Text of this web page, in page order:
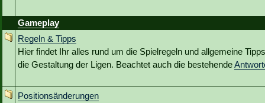
Gameplay
Regeln & Tipps
Hier findet Ihr alles rund um die Spielregeln und allgemeine
die Gestaltung der Ligen. Beachtet auch die bestehende
Positionsänderungen